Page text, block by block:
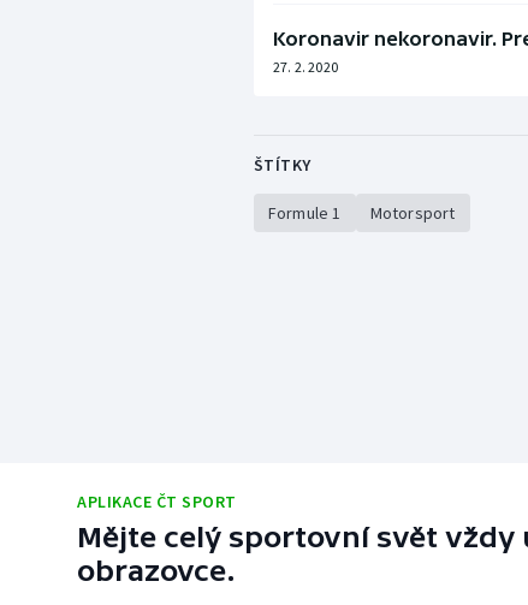
Koronavir nekoronavir.
27. 2. 2020
ŠTÍTKY
Formule 1 Motorsport
APLIKACE ČT SPORT
Mějte celý sportovní svět vždy
obrazovce.